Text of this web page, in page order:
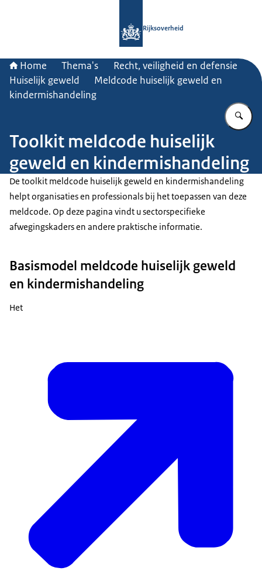
Rijksoverheid
Home Thema's
Recht, veiligheid en defensie
Huiselijk geweld
Meldcode huiselijk geweld en
kindermishandeling
Toolkit meldcode huiselijk
geweld en kindermishandeling
De toolkit meldcode huiselijk geweld en kindermishandeling
helpt organisaties en professionals bij het toepassen van deze
meldcode. Op deze pagina vindt u sectorspecifieke
afwegingskaders en andere praktische informatie.
Basismodel meldcode huiselijk geweld
en kindermishandeling
Het